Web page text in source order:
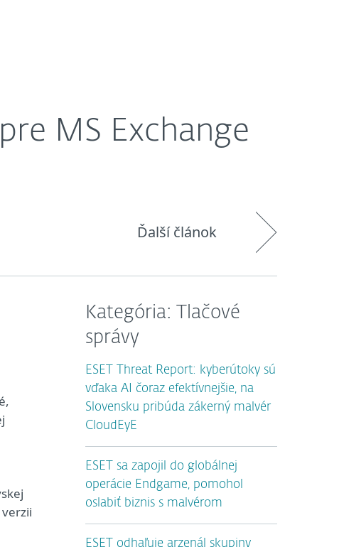
MS Exchange
Ďalší článok
Kategória: Tlačové
správy
ESET Threat Report: kyberútoky sú
vďaka AI čoraz efektívnejšie, na
Slovensku pribúda zákerný malvér
CloudEyE
ESET sa zapojil do globálnej
operácie Endgame, pomohol
oslabiť biznis s malvérom
ESET odhaľuje arzenál skupiny